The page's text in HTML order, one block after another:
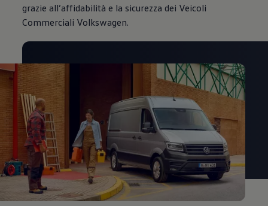
grazie all’affidabilità e la sicurezza dei Veicoli
Commerciali Volkswagen.